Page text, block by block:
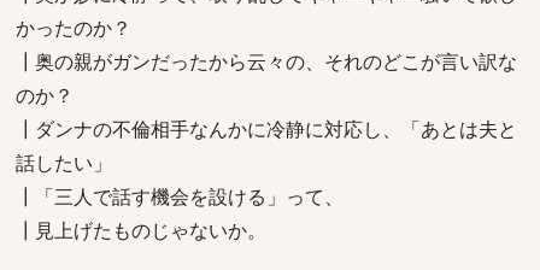
かったのか？
┃奥の親がガンだったから云々の、それのどこが言い訳な
のか？
┃ダンナの不倫相手なんかに冷静に対応し、「あとは夫と
話したい」
┃「三人で話す機会を設ける」って、
┃見上げたものじゃないか。